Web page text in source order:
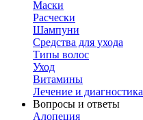
Маски
Расчески
Шампуни
Средства для ухода
Типы волос
Уход
Витамины
Лечение и диагностика
Вопросы и ответы
Алопеция